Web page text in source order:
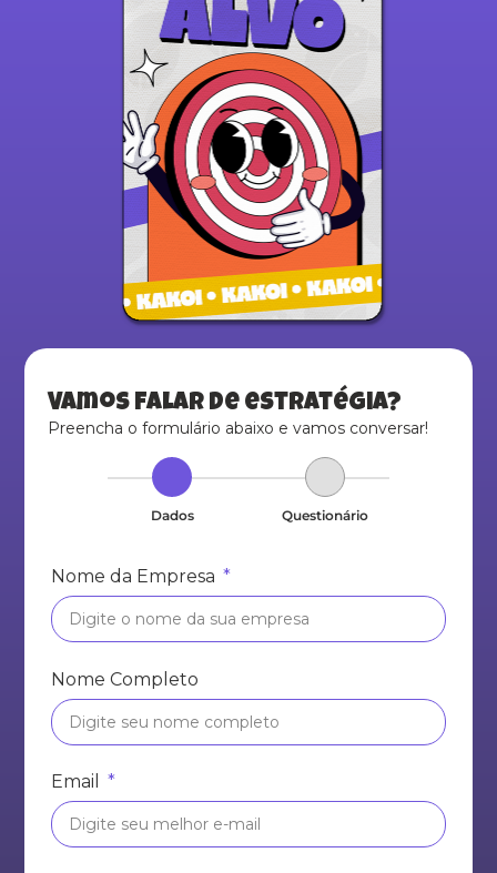
Vamos falar de estratégia?
Preencha o formulário abaixo e vamos conversar!
Dados Questionário
Nome da Empresa
Nome Completo
Email